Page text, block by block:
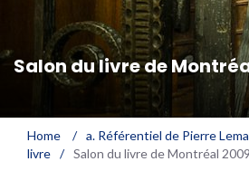
Salon du livre de
Home / a. Référentiel de Pierre
livre / Salon du livre de Montréal 2009